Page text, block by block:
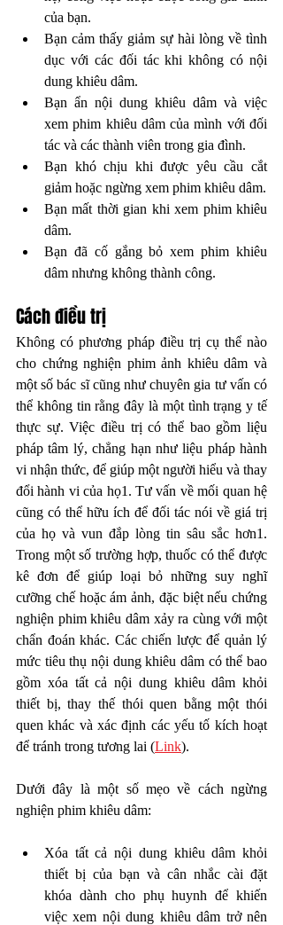
của bạn.
Bạn cảm thấy giảm sự hài lòng về tình
dục với các đối tác khi không có nội
dung khiêu dâm.
Bạn ẩn nội dung khiêu dâm và việc
xem phim khiêu dâm của mình với đối
tác và các thành viên trong gia đình.
Bạn khó chịu khi được yêu cầu cắt
giảm hoặc ngừng xem phim khiêu dâm.
Bạn mất thời gian khi xem phim khiêu
dâm.
Bạn đã cố gắng bỏ xem phim khiêu
dâm nhưng không thành công.
Cách điều trị
Không có phương pháp điều trị cụ thể nào
cho chứng nghiện phim ảnh khiêu dâm và
một số bác sĩ cũng như chuyên gia tư vấn có
thể không tin rằng đây là một tình trạng y tế
thực sự. Việc điều trị có thể bao gồm liệu
pháp tâm lý, chẳng hạn như liệu pháp hành
vi nhận thức, để giúp một người hiểu và thay
đổi hành vi của họ1. Tư vấn về mối quan hệ
cũng có thể hữu ích để đối tác nói về giá trị
của họ và vun đắp lòng tin sâu sắc hơn1.
Trong một số trường hợp, thuốc có thể được
kê đơn để giúp loại bỏ những suy nghĩ
cưỡng chế hoặc ám ảnh, đặc biệt nếu chứng
nghiện phim khiêu dâm xảy ra cùng với một
chẩn đoán khác. Các chiến lược để quản lý
mức tiêu thụ nội dung khiêu dâm có thể bao
gồm xóa tất cả nội dung khiêu dâm khỏi
thiết bị, thay thế thói quen bằng một thói
quen khác và xác định các yếu tố kích hoạt
để tránh trong tương lai (Link).
Dưới đây là một số mẹo về cách ngừng
nghiện phim khiêu dâm:
Xóa tất cả nội dung khiêu dâm khỏi
thiết bị của bạn và cân nhắc cài đặt
khóa dành cho phụ huynh để khiến
việc xem nội dung khiêu dâm trở nên